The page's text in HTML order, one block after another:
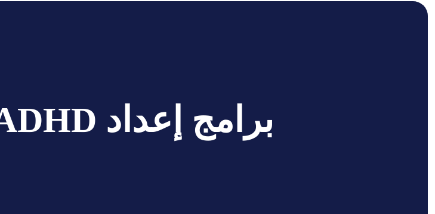
برامج إعداد ADHD كوتش معتمد